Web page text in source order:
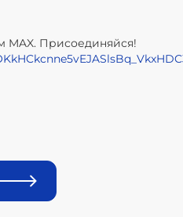
MAX. Присоединяйся!